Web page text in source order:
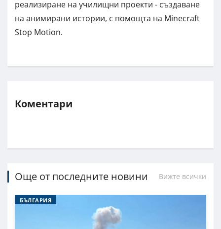
реализиране на училищни проекти - създаване
на анимирани истории, с помощта на Minecraft
Stop Motion.
Коментари
Още от последните новини Вижте всички
БЪЛГАРИЯ